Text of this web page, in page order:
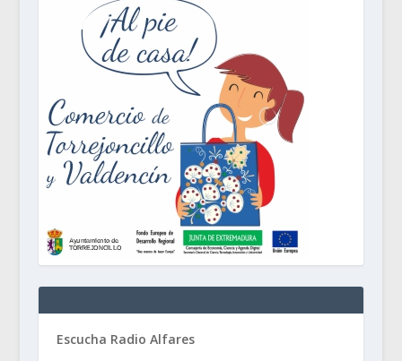
Escucha Radio Alfares